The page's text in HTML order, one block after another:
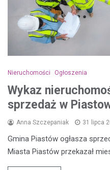
Nieruchomości Ogłoszenia
Wykaz
sprzedaż w
Anna Szczepaniak 31 lipca
Gmina Piastów ogłasza
Miasta Piastów przekazał